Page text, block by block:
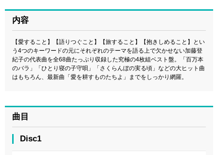
内容
【愛すること】【語りつぐこと】【旅すること】【抱きしめること】とい
う4つのキーワードの元にそれぞれのテーマを語る上で欠かせない加藤登
紀子の代表曲を全68曲たっぷり収録した究極の4枚組ベスト盤。「百万本
のバラ」「ひとり寝の子守唄」「さくらんぼの実る頃」などの大ヒット曲
はもちろん、最新曲「愛を耕すものたちよ」までをしっかり網羅。
曲目
Disc1